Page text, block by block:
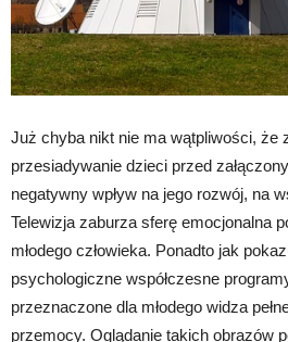
Już chyba nikt nie ma wątpliwości, że
przesiadywanie dzieci przed
negatywny wpływ na jego rozwój, na
Telewizja zaburza sferę emocjonalna
młodego człowieka. Ponadto jak
psychologiczne współczesne
przeznaczone dla młodego widza
przemocy. Oglądanie takich obrazów